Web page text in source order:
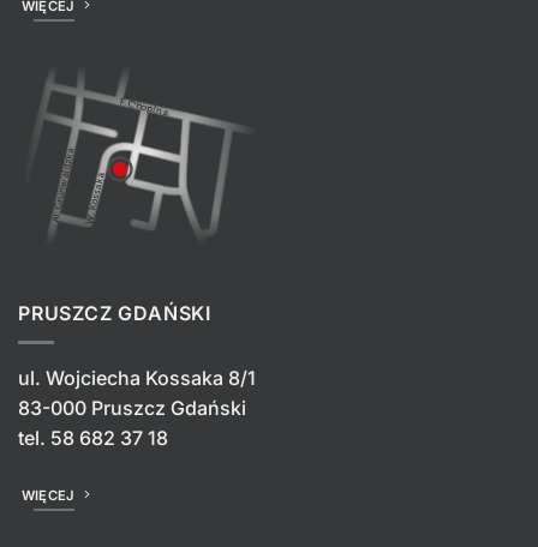
WIĘCEJ
PRUSZCZ GDAŃSKI
ul. Wojciecha Kossaka 8/1
83-000 Pruszcz Gdański
tel. 58 682 37 18
WIĘCEJ